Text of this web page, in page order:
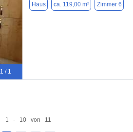
1 / 1
Haus ca. 119,00 m² Zimmer 6
1 - 10 von 11